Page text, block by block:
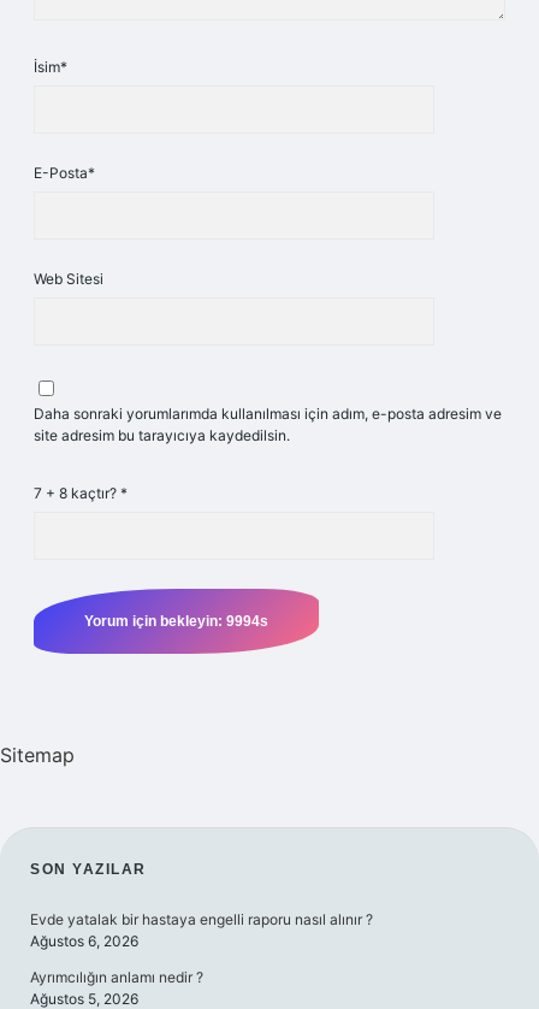
İsim*
E-Posta*
Web Sitesi
Daha sonraki yorumlarımda kullanılması için adım, e-posta adresim ve
site adresim bu tarayıcıya kaydedilsin.
7 + 8 kaçtır? *
Sitemap
SIDEBAR
SON YAZILAR
Evde yatalak bir hastaya engelli raporu nasıl alınır ?
Ağustos 6, 2026
Ayrımcılığın anlamı nedir ?
Ağustos 5, 2026